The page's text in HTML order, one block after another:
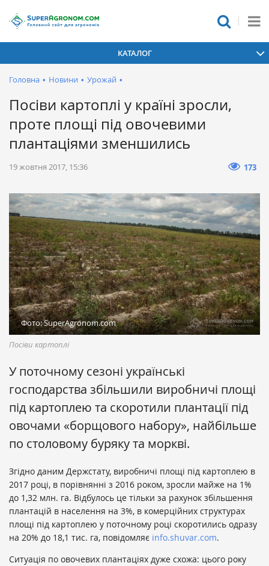
КАТАЛОГ
Головна • Новини • Урожай •
Посіви картоплі у країні зросли,
проте площі під овочевими
плантаціями зменшились
19 жовтня 2017, 15:36 173
Фото: SuperAgronom.com
Посіви картоплі
У поточному сезоні українські
господарства збільшили виробничі площі
під картоплею та скоротили плантації під
овочами «борщового набору», найбільше
по столовому буряку та моркві.
Згідно даним Держстату, виробничі площі під картоплею в
2017 році, в порівнянні з 2016 роком, зросли майже на 1%
до 1,32 млн. га. Відбулось це тільки за рахунок збільшення
плантацій в населення на 3%, в комерційних структурах
площі під картоплею у поточному році скоротились одразу
на 20% до 18,1 тис. га, повідомляє info.shuvar.com.
Ситуація по овочевих плантаціях дуже схожа: цього року